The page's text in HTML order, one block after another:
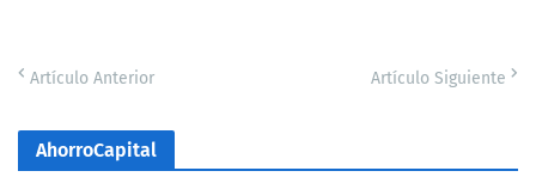
Artículo Anterior Artículo Siguiente
AhorroCapital